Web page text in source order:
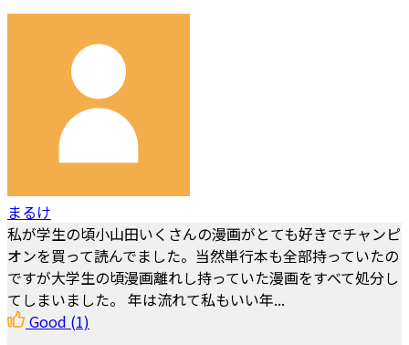
まるけ
私が学生の頃小山田いくさんの漫画がとても好きでチャンピ
オンを買って読んでました。当然単行本も全部持っていたの
ですが大学生の頃漫画離れし持っていた漫画をすべて処分し
てしまいました。 年は流れて私もいい年...
Good (1)